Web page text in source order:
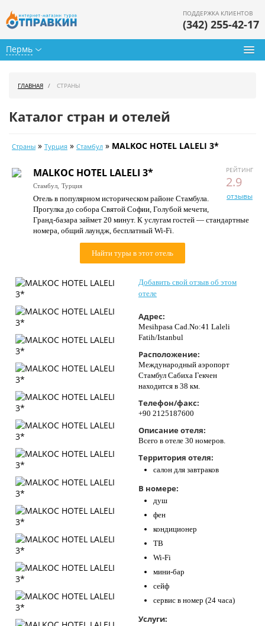
Пермь
ПОДДЕРЖКА КЛИЕНТОВ
(342) 255-42-17
Календарь туров
Цены дня
Страны
Как купить
Контакты
ГЛАВНАЯ СТРАНЫ
Каталог стран и отелей
Страны » Турция » Стамбул » MALKOC HOTEL LALELI 3*
РЕЙТИНГ
2.9
отзывы
MALKOC HOTEL LALELI 3*
Стамбул, Турция
Отель в популярном историческом районе Стамбула.
Прогулка до собора Святой Софии, Голубой мечети,
Гранд-базара займет 20 минут. К услугам гостей — стандартные
номера, общий лаундж, бесплатный Wi-Fi.
Найти туры в этот отель
Добавить свой отзыв об этом
отеле
Адрес:
Mesihpasa Cad.No:41 Laleli
Fatih/Istanbul
Расположение:
Международный аэропорт
Стамбул Сабиха Гекчен
находится в 38 км.
Телефон/факс:
+90 2125187600
Описание отеля:
Всего в отеле 30 номеров.
Территория отеля:
салон для завтраков
В номере:
душ
фен
кондиционер
ТВ
Wi-Fi
мини-бар
сейф
сервис в номер (24 часа)
Услуги: